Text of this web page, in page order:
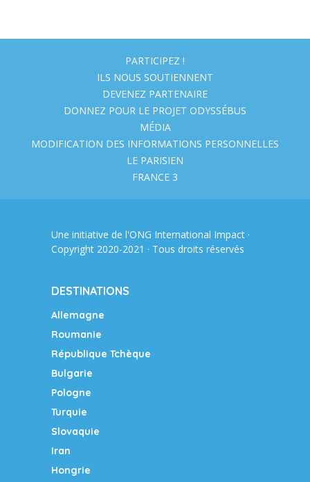
PARTICIPEZ !
ILS NOUS SOUTIENNENT
DEVENEZ PARTENAIRE
DONNEZ POUR LE PROJET ODYSSÉBUS
MÉDIA
MODIFICATION DES INFORMATIONS PERSONNELLES
LE PARISIEN
FRANCE 3
Une initiative de l'ONG International Impact ·
Copyright 2020-2021 · Tous droits réservés
DESTINATIONS
Allemagne
Roumanie
République Tchèque
Bulgarie
Pologne
Turquie
Slovaquie
Iran
Hongrie